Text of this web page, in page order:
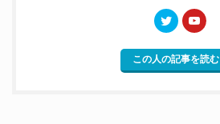
この人の記事を読む